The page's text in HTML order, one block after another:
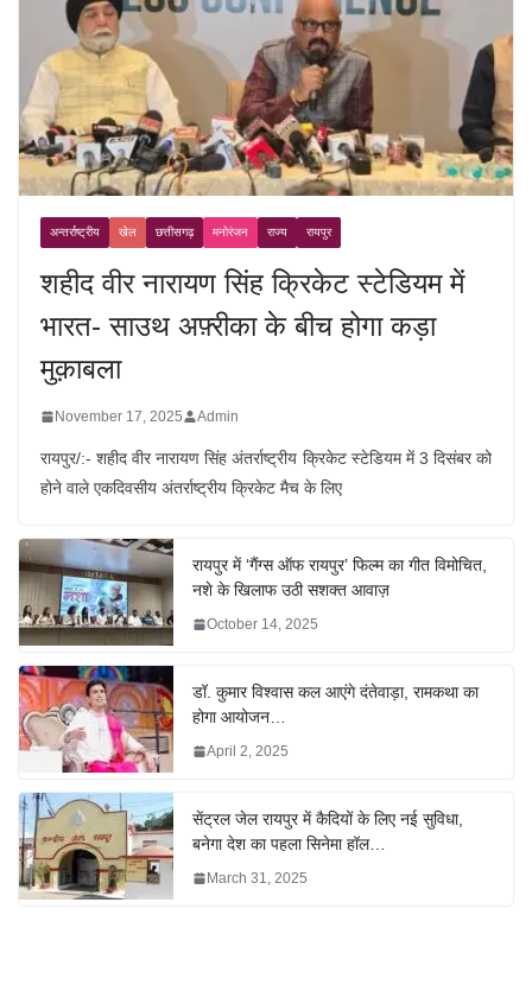
अन्तर्राष्ट्रीय खेल छत्तीसगढ़ मनोरंजन राज्य रायपुर
शहीद वीर नारायण सिंह क्रिकेट स्टेडियम में
भारत- साउथ अफ़्रीका के बीच होगा कड़ा
मुक़ाबला
November 17, 2025 Admin
रायपुर/:- शहीद वीर नारायण सिंह अंतर्राष्ट्रीय क्रिकेट स्टेडियम में 3 दिसंबर को
होने वाले एकदिवसीय अंतर्राष्ट्रीय क्रिकेट मैच के लिए
रायपुर में ‘गैंग्स ऑफ रायपुर’ फिल्म का गीत विमोचित,
नशे के खिलाफ उठी सशक्त आवाज़
October 14, 2025
डॉ. कुमार विश्वास कल आएंगे दंतेवाड़ा, रामकथा का
होगा आयोजन…
April 2, 2025
सेंट्रल जेल रायपुर में कैदियों के लिए नई सुविधा,
बनेगा देश का पहला सिनेमा हॉल…
March 31, 2025